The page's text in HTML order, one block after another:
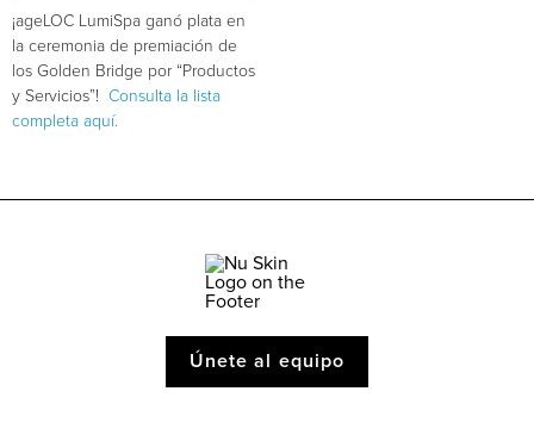
¡ageLOC LumiSpa ganó plata en
la ceremonia de premiación de
los Golden Bridge por “Productos
y Servicios”! Consulta la lista
completa aquí.
Únete al equipo